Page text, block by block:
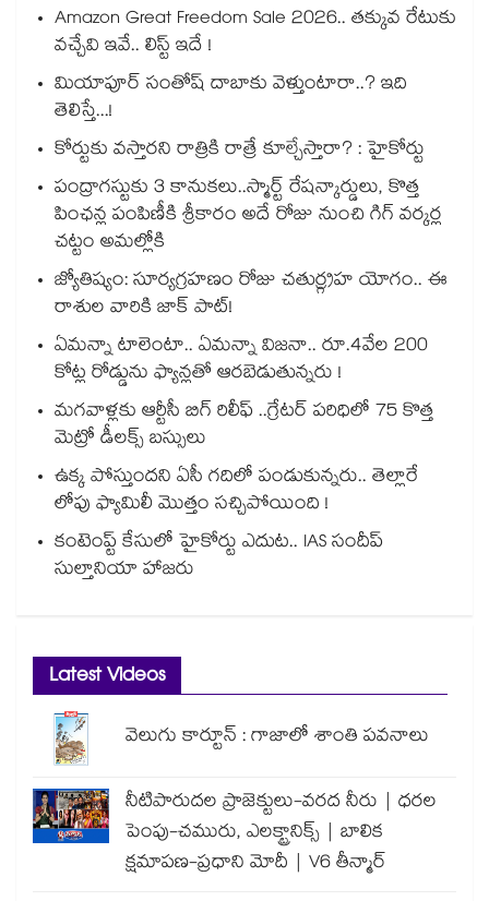
Amazon Great Freedom Sale 2026.. తక్కువ రేటుకు
వచ్చేవి ఇవే.. లిస్ట్ ఇదే !
మియాపూర్ సంతోష్ దాబాకు వెళ్తుంటారా..? ఇది
తెలిస్తే...!
కోర్టుకు వస్తారని రాత్రికి రాత్రే కూల్చేస్తారా? : హైకోర్టు
పంద్రాగస్టుకు 3 కానుకలు..స్మార్ట్ రేషన్కార్డులు, కొత్త
పింఛన్ల పంపిణీకి శ్రీకారం అదే రోజు నుంచి గిగ్ వర్కర్ల
చట్టం అమల్లోకి
జ్యోతిష్యం: సూర్యగ్రహణం రోజు చతుర్గ్రహ యోగం.. ఈ
రాశుల వారికి జాక్ పాట్!
ఏమన్నా టాలెంటా.. ఏమన్నా విజనా.. రూ.4వేల 200
కోట్ల రోడ్డును ఫ్యాన్లతో ఆరబెడుతున్నరు !
మగవాళ్లకు ఆర్టీసీ బిగ్ రిలీఫ్ ..గ్రేటర్ పరిధిలో 75 కొత్త
మెట్రో డీలక్స్ బస్సులు
ఉక్క పోస్తుందని ఏసీ గదిలో పండుకున్నరు.. తెల్లారే
లోపు ఫ్యామిలీ మొత్తం సచ్చిపోయింది !
కంటెంప్ట్ కేసులో హైకోర్టు ఎదుట.. IAS సందీప్
సుల్తానియా హాజరు
Latest Videos
వెలుగు కార్టూన్ : గాజాలో శాంతి పవనాలు
నీటిపారుదల ప్రాజెక్టులు-వరద నీరు | ధరల
పెంపు-చమురు, ఎలక్ట్రానిక్స్ | బాలిక
క్షమాపణ-ప్రధాని మోదీ | V6 తీన్మార్